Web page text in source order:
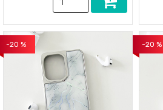
-20 % -20 %